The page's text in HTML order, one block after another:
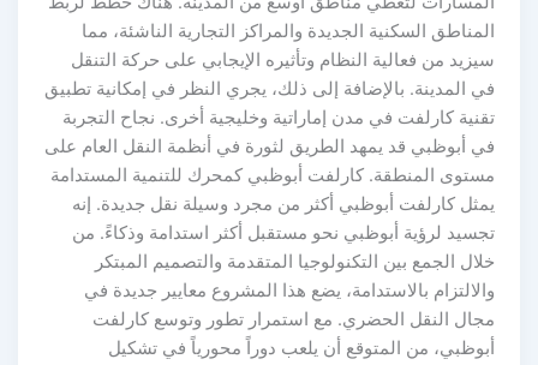
المناطق السكنية الجديدة والمراكز التجارية الناشئة، مما
سيزيد من فعالية النظام وتأثيره الإيجابي على حركة التنقل
في المدينة. بالإضافة إلى ذلك، يجري النظر في إمكانية تطبيق
تقنية كارلفت في مدن إماراتية وخليجية أخرى. نجاح التجربة
في أبوظبي قد يمهد الطريق لثورة في أنظمة النقل العام على
مستوى المنطقة. كارلفت أبوظبي كمحرك للتنمية المستدامة
يمثل كارلفت أبوظبي أكثر من مجرد وسيلة نقل جديدة. إنه
تجسيد لرؤية أبوظبي نحو مستقبل أكثر استدامة وذكاءً. من
خلال الجمع بين التكنولوجيا المتقدمة والتصميم المبتكر
والالتزام بالاستدامة، يضع هذا المشروع معايير جديدة في
مجال النقل الحضري. مع استمرار تطور وتوسع كارلفت
أبوظبي، من المتوقع أن يلعب دوراً محورياً في تشكيل